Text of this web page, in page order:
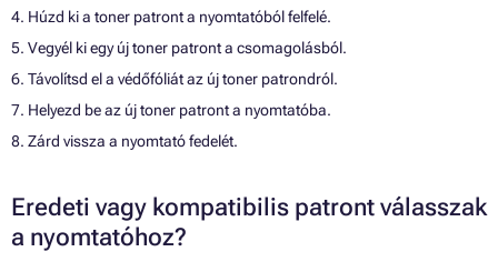
4. Húzd ki a toner patront a nyomtatóból felfelé.
5. Vegyél ki egy új toner patront a csomagolásból.
6. Távolítsd el a védőfóliát az új toner patrondról.
7. Helyezd be az új toner patront a nyomtatóba.
8. Zárd vissza a nyomtató fedelét.
Eredeti vagy kompatibilis patront válasszak
a nyomtatóhoz?